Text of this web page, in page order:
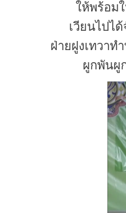
ให้พร้อม
เวียนไปไ
ฝ่ายฝูงเทวา
ผูกพันผู